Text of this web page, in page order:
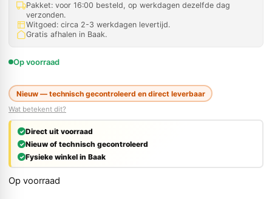
Pakket: voor 16:00 besteld, op werkdagen dezelfde dag
verzonden.
Witgoed: circa 2-3 werkdagen levertijd.
Gratis afhalen in Baak.
Op voorraad
Nieuw — technisch gecontroleerd en direct leverbaar
Wat betekent dit?
Direct uit voorraad
Nieuw of technisch gecontroleerd
Fysieke winkel in Baak
Op voorraad